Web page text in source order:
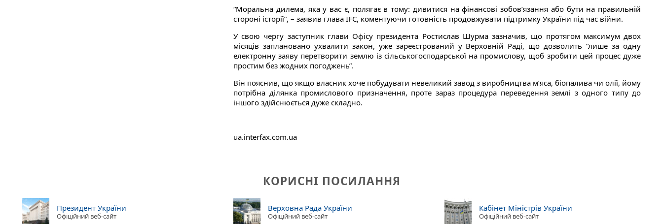
“Моральна дилема, яка у вас є, полягає в тому: дивитися на фінансові зобов’язання або бути на правильній
стороні історії”, – заявив глава IFC, коментуючи готовність продовжувати підтримку України під час війни.
У свою чергу заступник глави Офісу президента Ростислав Шурма зазначив, що протягом максимум двох
місяців заплановано ухвалити закон, уже зареєстрований у Верховній Раді, що дозволить “лише за одну
електронну заяву перетворити землю із сільськогосподарської на промислову, щоб зробити цей процес дуже
простим без жодних погоджень”.
Він пояснив, що якщо власник хоче побудувати невеликий завод з виробництва м’яса, біопалива чи олії, йому
потрібна ділянка промислового призначення, проте зараз процедура переведення землі з одного типу до
іншого здійснюється дуже складно.
ua.interfax.com.ua
КОРИСНІ ПОСИЛАННЯ
Президент України
Офіційний веб-сайт
Верховна Рада України
Офіційний веб-сайт
Кабінет Міністрів України
Офіційний веб-сайт